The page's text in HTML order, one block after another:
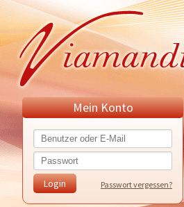
Mein Konto
Passwort vergessen?